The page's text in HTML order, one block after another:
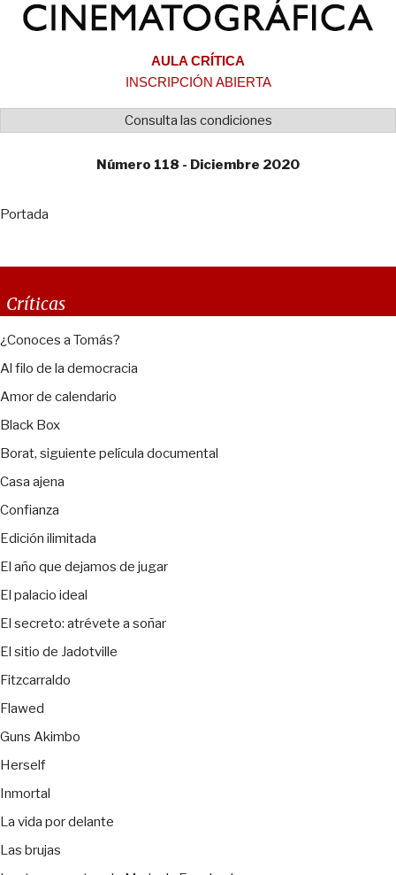
AULA CRÍTICA
INSCRIPCIÓN ABIERTA
Consulta las condiciones
Número 118 - Diciembre 2020
Portada
Críticas
¿Conoces a Tomás?
Al filo de la democracia
Amor de calendario
Black Box
Borat, siguiente película documental
Casa ajena
Confianza
Edición ilimitada
El año que dejamos de jugar
El palacio ideal
El secreto: atrévete a soñar
El sitio de Jadotville
Fitzcarraldo
Flawed
Guns Akimbo
Herself
Inmortal
La vida por delante
Las brujas